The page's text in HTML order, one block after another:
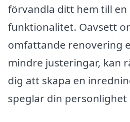
förvandla ditt hem till en
funktionalitet. Oavsett
omfattande renovering
mindre justeringar, kan
dig att skapa en
speglar din personlighet